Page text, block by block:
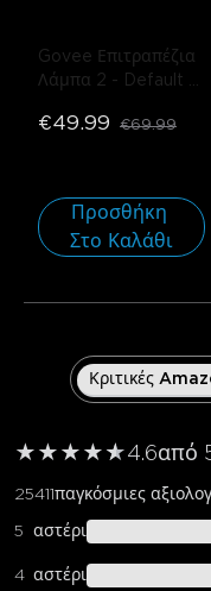
Govee Επιτραπέζια
Λάμπα 2 - Default
€49.99 €69.99
Προσθήκη
Στο Καλάθι
Κριτικές
★ ★ ★ ★ ★
★4.6από
25411παγκόσμιες
5 αστέρι
4 αστέρι